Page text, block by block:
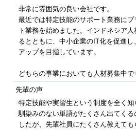
非常に雰囲気の良い会社です。
最近では特定技能のサポート業務に
ト業務を始めました。インドネシア
るとともに、中小企業のIT化を促進
アップを目指しています。
どちらの事業においても人材募集中で
先輩の声
特定技能や実習生という制度を全く知
馴染みのない単語がたくさん出てく
したが、先輩社員にたくさん教えても